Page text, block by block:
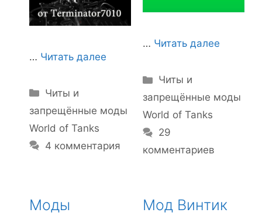
… Читать далее
Рубрики
Читы и
запрещённые моды
World of Tanks
4 комментария
… Читать далее
Рубрики
Читы и
запрещённые моды
World of Tanks
29
комментариев
Моды
Мод Винтик